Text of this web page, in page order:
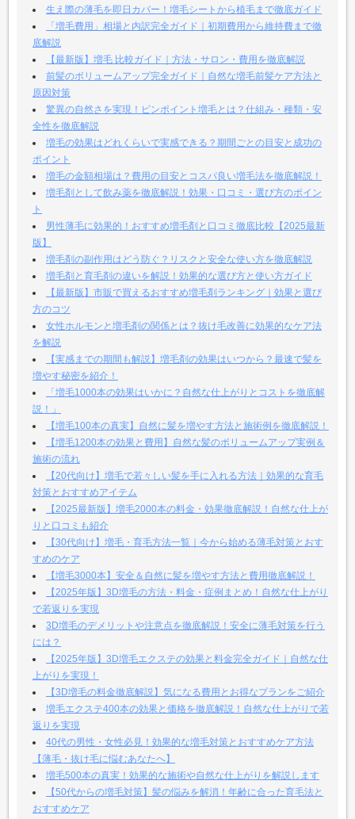
生え際の薄毛を即日カバー！増毛シートから植毛まで徹底ガイド
「増毛費用」相場と内訳完全ガイド｜初期費用から維持費まで徹
底解説
【最新版】増毛 比較ガイド｜方法・サロン・費用を徹底解説
前髪のボリュームアップ完全ガイド｜自然な増毛前髪ケア方法と
原因対策
驚異の自然さを実現！ピンポイント増毛とは？仕組み・種類・安
全性を徹底解説
増毛の効果はどれくらいで実感できる？期間ごとの目安と成功の
ポイント
増毛の金額相場は？費用の目安とコスパ良い増毛法を徹底解説！
増毛剤として飲み薬を徹底解説！効果・口コミ・選び方のポイン
ト
男性薄毛に効果的！おすすめ増毛剤と口コミ徹底比較【2025最新
版】
増毛剤の副作用はどう防ぐ？リスクと安全な使い方を徹底解説
増毛剤と育毛剤の違いを解説！効果的な選び方と使い方ガイド
【最新版】市販で買えるおすすめ増毛剤ランキング｜効果と選び
方のコツ
女性ホルモンと増毛剤の関係とは？抜け毛改善に効果的なケア法
を解説
【実感までの期間も解説】増毛剤の効果はいつから？最速で髪を
増やす秘密を紹介！
「増毛1000本の効果はいかに？自然な仕上がりとコストを徹底解
説！」
【増毛100本の真実】自然に髪を増やす方法と施術例を徹底解説！
【増毛1200本の効果と費用】自然な髪のボリュームアップ実例＆
施術の流れ
【20代向け】増毛で若々しい髪を手に入れる方法｜効果的な育毛
対策とおすすめアイテム
【2025最新版】増毛2000本の料金・効果徹底解説！自然な仕上が
りと口コミも紹介
【30代向け】増毛・育毛方法一覧｜今から始める薄毛対策とおす
すめのケア
【増毛3000本】安全＆自然に髪を増やす方法と費用徹底解説！
【2025年版】3D増毛の方法・料金・症例まとめ！自然な仕上がり
で若返りを実現
3D増毛のデメリットや注意点を徹底解説！安全に薄毛対策を行う
には？
【2025年版】3D増毛エクステの効果と料金完全ガイド｜自然な仕
上がりを実現！
【3D増毛の料金徹底解説】気になる費用とお得なプランをご紹介
増毛エクステ400本の効果と価格を徹底解説！自然な仕上がりで若
返りを実現
40代の男性・女性必見！効果的な増毛対策とおすすめケア方法
【薄毛・抜け毛に悩むあなたへ】
増毛500本の真実！効果的な施術や自然な仕上がりを解説します
【50代からの増毛対策】髪の悩みを解消！年齢に合った育毛法と
おすすめケア